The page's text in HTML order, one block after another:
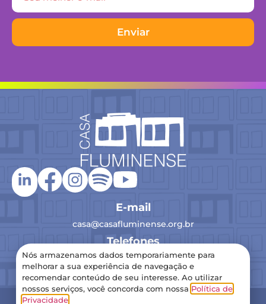
Enviar
E-mail
casa@casafluminense.org.br
Telefones
(21) 2516-0193
2024 Casa Fluminense – Todos os direitos reservados
Nós armazenamos dados temporariamente para
melhorar a sua experiência de navegação e
recomendar conteúdo de seu interesse. Ao utilizar
nossos serviços, você concorda com nossa Política de
Privacidade.